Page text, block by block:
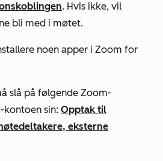
. Hvis ikke, vil
bli med i møtet.
noen apper i Zoom for
slå på følgende Zoom-
kontoen sin: Opptak til
eksterne